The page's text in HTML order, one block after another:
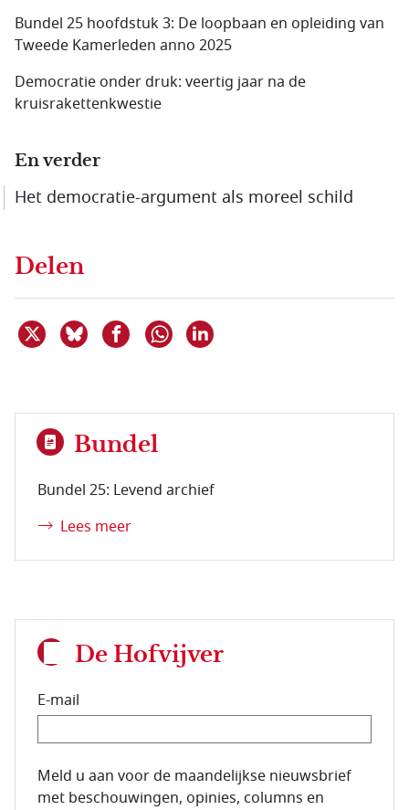
Bundel 25 hoofdstuk 3: De loopbaan en opleiding van
Tweede Kamerleden anno 2025
Democratie onder druk: veertig jaar na de
kruisrakettenkwestie
En verder
Het democratie-argument als moreel schild
Delen
Deel dit item op X
Deel dit item op Bluesky
Deel dit item op Facebook
Delen via WhatsApp
Bundel
Bundel 25: Levend archief
Lees meer
De Hofvijver
E-mail
E-mailadres van de abonnee.
Meld u aan voor de maandelijkse nieuwsbrief
met beschouwingen, opinies, columns en